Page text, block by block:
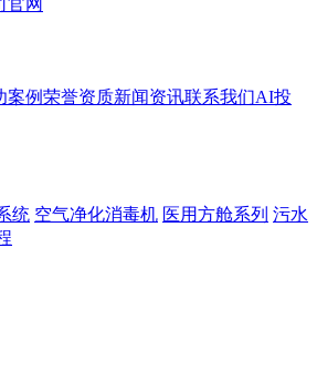
案例荣誉资质新闻资讯联系我们AI投
统 空气净化消毒机 医用方舱系列 污水